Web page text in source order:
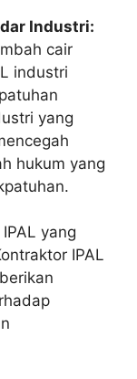
Industri:
cair
industri
yang
hukum yang
yang
IPAL